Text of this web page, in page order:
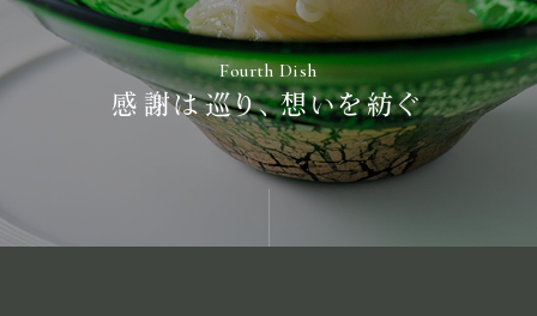
Fourth Dish
感謝は巡り、想いを紡ぐ